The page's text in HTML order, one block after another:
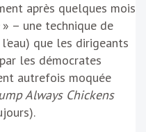
après quelques mois
» – une technique de
que les dirigeants
les démocrates
autrefois moquée
Always Chickens